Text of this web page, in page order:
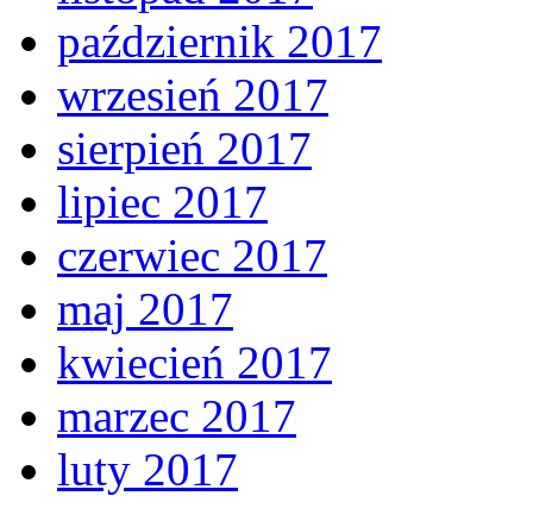
październik 2017
wrzesień 2017
sierpień 2017
lipiec 2017
czerwiec 2017
maj 2017
kwiecień 2017
marzec 2017
luty 2017